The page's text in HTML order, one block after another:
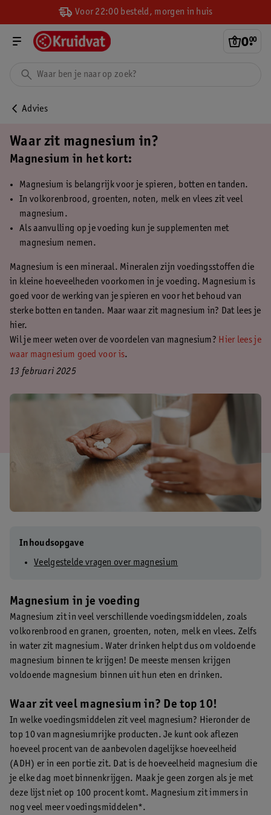
Voor 22:00 besteld, morgen in huis
0.
00
Advies
Waar zit magnesium in?
Magnesium in het kort:
Magnesium is belangrijk voor je spieren, botten en tanden.
In volkorenbrood, groenten, noten, melk en vlees zit veel
magnesium.
Als aanvulling op je voeding kun je supplementen met
magnesium nemen.
Magnesium is een mineraal. Mineralen zijn voedingsstoffen die
in kleine hoeveelheden voorkomen in je voeding. Magnesium is
goed voor de werking van je spieren en voor het behoud van
sterke botten en tanden. Maar waar zit magnesium in? Dat lees je
hier.
Wil je meer weten over de voordelen van magnesium? Hier lees je
waar magnesium goed voor is.
13 februari 2025
Inhoudsopgave
Veelgestelde vragen over magnesium
Magnesium in je voeding
Magnesium zit in veel verschillende voedingsmiddelen, zoals
volkorenbrood en granen, groenten, noten, melk en vlees. Zelfs
in water zit magnesium. Water drinken helpt dus om voldoende
magnesium binnen te krijgen! De meeste mensen krijgen
voldoende magnesium binnen uit hun eten en drinken.
Waar zit veel magnesium in? De top 10!
In welke voedingsmiddelen zit veel magnesium? Hieronder de
top 10 van magnesiumrijke producten. Je kunt ook aflezen
hoeveel procent van de aanbevolen dagelijkse hoeveelheid
(ADH) er in een portie zit. Dat is de hoeveelheid magnesium die
je elke dag moet binnenkrijgen. Maak je geen zorgen als je met
deze lijst niet op 100 procent komt. Magnesium zit immers in
nog veel meer voedingsmiddelen*.